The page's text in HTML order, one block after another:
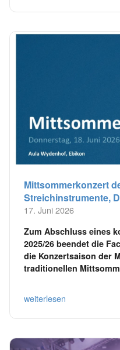
Mittsommerkonzert
Streichinstrumente,
17. Juni 2026
Zum Abschluss eines
2025/26 beendet die
die Konzertsaison der
traditionellen
weiterlesen